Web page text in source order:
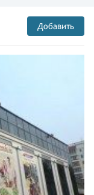
Добавить